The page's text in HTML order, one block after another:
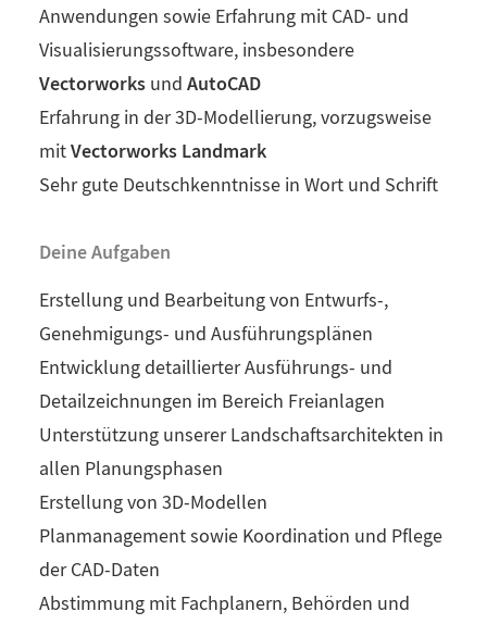
Anwendungen sowie Erfahrung mit CAD- und
Visualisierungssoftware, insbesondere
Vectorworks und AutoCAD
Erfahrung in der 3D-Modellierung, vorzugsweise
mitVectorworks Landmark
Sehr gute Deutschkenntnisse in Wort und Schrift
Deine Aufgaben
Erstellung und Bearbeitung von Entwurfs-,
Genehmigungs- und Ausführungsplänen
Entwicklung detaillierter Ausführungs- und
Detailzeichnungen im Bereich Freianlagen
Unterstützung unserer Landschaftsarchitekten in
allen Planungsphasen
Erstellung von 3D-Modellen
Planmanagement sowie Koordination und Pflege
der CAD-Daten
Abstimmung mit Fachplanern, Behörden und